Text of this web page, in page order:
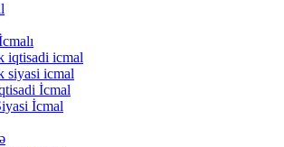
iqtisadi icmal
siyasi icmal
İcmal
İcmal